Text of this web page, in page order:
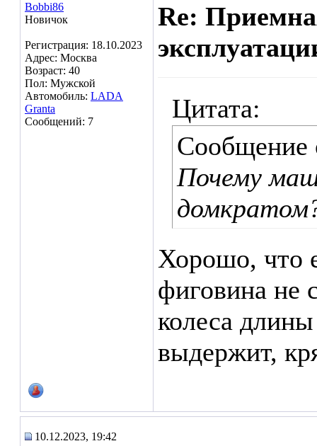
Bobbi86
Новичок
Регистрация: 18.10.2023
Адрес: Москва
Возраст: 40
Пол: Мужской
Автомобиль: LADA
Granta
Сообщений: 7
Re:
Цитата:
Сообщение
Почему
Хорошо, что
фиговина не
колеса
выдержит,
10.12.2023, 19:42